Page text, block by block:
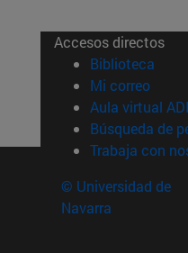
Accesos directos
Biblioteca
Mi correo(abre
Aula virtual ADI
Búsqueda de
Trabaja con
© Universidad de
Navarra